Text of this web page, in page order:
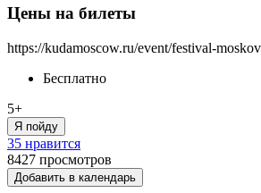
Цены на билеты
https://kudamoscow.ru/event/festival-
Бесплатно
5+
Я пойду
35 нравится
8427 просмотров
Добавить в календарь